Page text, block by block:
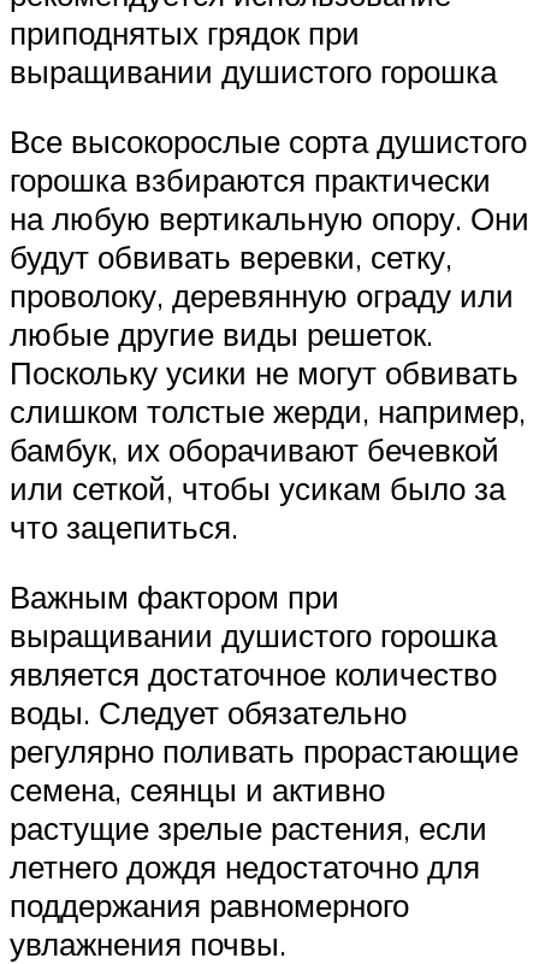
приподнятых грядок при
выращивании душистого горошка
Все высокорослые сорта душистого
горошка взбираются практически
на любую вертикальную опору. Они
будут обвивать веревки, сетку,
проволоку, деревянную ограду или
любые другие виды решеток.
Поскольку усики не могут обвивать
слишком толстые жерди, например,
бамбук, их оборачивают бечевкой
или сеткой, чтобы усикам было за
что зацепиться.
Важным фактором при
выращивании душистого горошка
является достаточное количество
воды. Следует обязательно
регулярно поливать прорастающие
семена, сеянцы и активно
растущие зрелые растения, если
летнего дождя недостаточно для
поддержания равномерного
увлажнения почвы.